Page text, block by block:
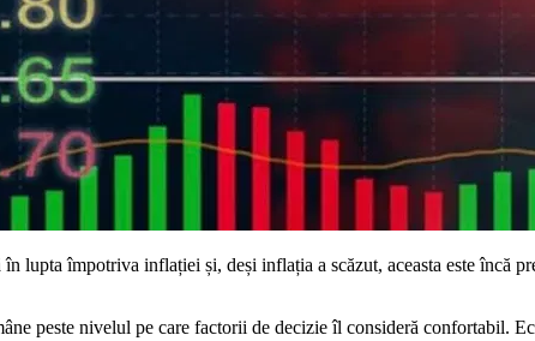
lupta împotriva inflației și, deși inflația a scăzut, aceasta este încă
peste nivelul pe care factorii de decizie îl consideră confortabil.